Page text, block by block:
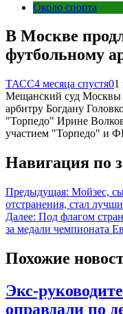
Около спорта
В Москве
футбольному
ТАСС4 месяца спустя01
Мещанский суд Москвы
арбитру Богдану
"Торпедо" Ирине
участием "Торпедо" и
Навигация по
Предыдущая: Мойзес,
отстранения, стал
Далее: Под флагом
за медали чемпионата
Похожие
Экс-
оправдали по